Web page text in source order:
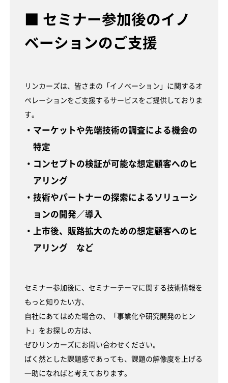
■ セミナー参加後のイノ
ベーションのご支援
リンカーズは、皆さまの「イノベーション」に関するオ
ペレーションをご支援するサービスをご提供しておりま
す。
・マーケットや先端技術の調査による機会の
特定
・コンセプトの検証が可能な想定顧客へのヒ
アリング
・技術やパートナーの探索によるソリューシ
ョンの開発／導入
・上市後、販路拡大のための想定顧客へのヒ
アリング など
セミナー参加後に、セミナーテーマに関する技術情報を
もっと知りたい方、
自社にあてはめた場合の、「事業化や研究開発のヒン
ト」をお探しの方は、
ぜひリンカーズにお問い合わせください。
ばく然とした課題感であっても、課題の解像度を上げる
一助になればと考えております。